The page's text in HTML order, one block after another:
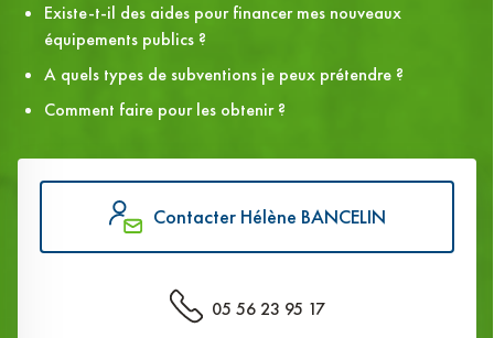
Existe-t-il des aides pour financer mes nouveaux
équipements publics ?
A quels types de subventions je peux prétendre ?
Comment faire pour les obtenir ?
Contacter Hélène BANCELIN
05 56 23 95 17